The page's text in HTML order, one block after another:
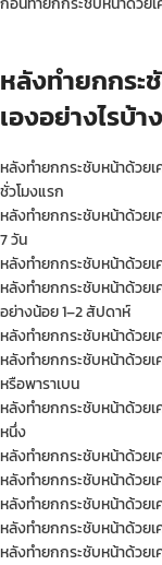
หลังทำยกกระ
เองอย่างไรบ้า
หลังทำยกกระชับหน้าด้วย
ชั่วโมงแรก
หลังทำยกกระชับหน้าด้วย
7 วัน
หลังทำยกกระชับหน้าด้วย
หลังทำยกกระชับหน้าด้วยเ
อย่างน้อย 1–2 สัปดาห์
หลังทำยกกระชับหน้าด้วย
หลังทำยกกระชับหน้าด้วย
หรือพาราเบน
หลังทำยกกระชับหน้าด้วย
หนึ่ง
หลังทำยกกระชับหน้าด้วย
หลังทำยกกระชับหน้าด้วย
หลังทำยกกระชับหน้าด้วย
หลังทำยกกระชับหน้าด้วย
หลังทำยกกระชับหน้าด้วย